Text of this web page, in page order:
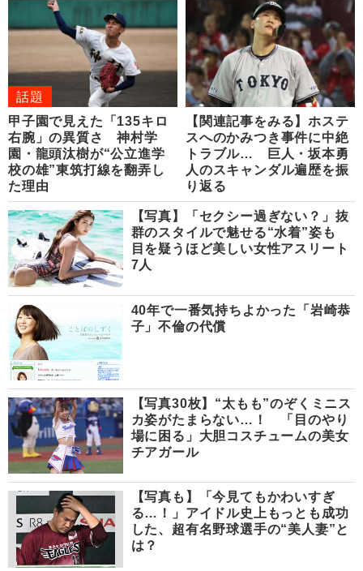
話題
甲子園で見えた「135キロ
右腕」の異質さ 神村学
園・龍頭汰樹が“公立進学
校の雄”東筑打線を翻弄し
た理由
【関連記事をみる】ホステ
スへのかみつき事件に中絶
トラブル… 巨人・坂本勇
人のスキャンダル遍歴を振
り返る
【写真】「セクシー過ぎない？」抜
群のスタイルで魅せる“水着”姿も
目を疑うほど美しい女性アスリート
7人
40年で一番気持ちよかった「岩崎恭
子」不倫の代償
【写真30枚】“太もも”のぞくミニス
カ姿がたまらない…！ 「目のやり
場に困る」大胆コスチュームの美女
チアガール
【写真も】「今見てもかわいすぎ
る…！」アイドル史上もっとも成功
した、超有名野球選手の“美人妻”と
は？